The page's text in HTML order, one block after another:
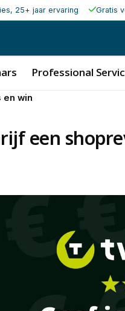
25+ jaar ervaring Gratis
Professional
en win
een